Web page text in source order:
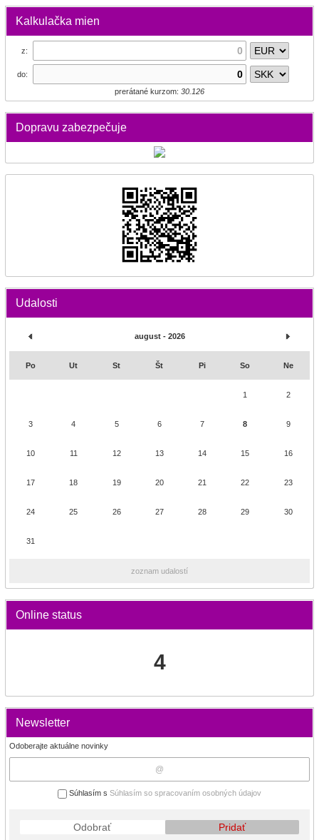
Kalkulačka mien
z:
do:
prerátané kurzom: 30.126
Dopravu zabezpečuje
Udalosti
august - 2026
Po Ut St Št Pi So Ne
1 2
3 4 5 6 7 8 9
10 11 12 13 14 15 16
17 18 19 20 21 22 23
24 25 26 27 28 29 30
31
zoznam udalostí
Online status
4
Newsletter
Odoberajte aktuálne novinky
Súhlasím s Súhlasím so spracovaním osobných údajov
Odobrať Pridať